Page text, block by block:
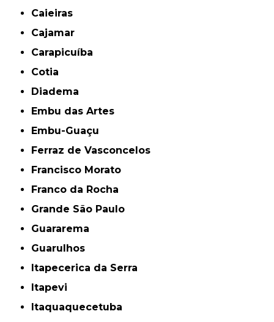
Caieiras
Cajamar
Carapicuíba
Cotia
Diadema
Embu das Artes
Embu-Guaçu
Ferraz de Vasconcelos
Francisco Morato
Franco da Rocha
Grande São Paulo
Guararema
Guarulhos
Itapecerica da Serra
Itapevi
Itaquaquecetuba